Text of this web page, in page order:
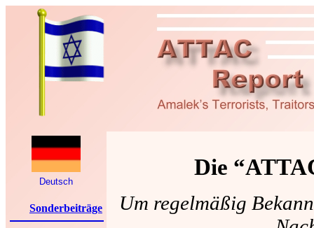
Deutsch
Sonderbeiträge
Die
Um regelmäßig